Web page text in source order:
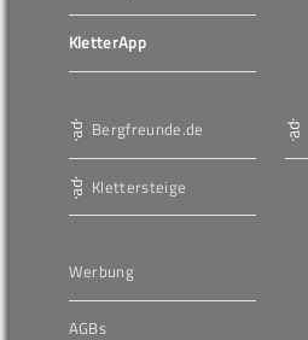
KletterApp
Bergfreunde.de
Klettersteige
Werbung
AGBs